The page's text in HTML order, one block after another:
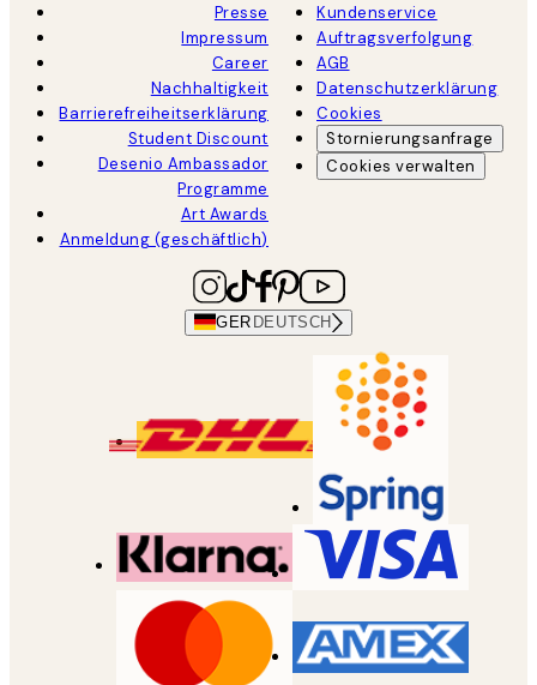
Presse
Impressum
Career
Nachhaltigkeit
Barrierefreiheitserklärung
Student Discount
Desenio Ambassador
Programme
Art Awards
Anmeldung (geschäftlich)
Kundenservice
Auftragsverfolgung
AGB
Datenschutzerklärung
Cookies
Stornierungsanfrage
Cookies verwalten
GER DEUTSCH